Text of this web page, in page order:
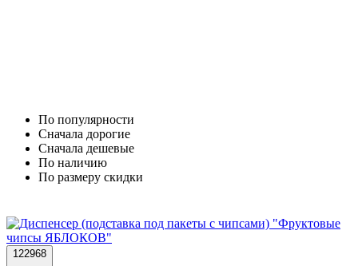
По популярности
Cначала дорогие
Cначала дешевые
По наличию
По размеру скидки
122968